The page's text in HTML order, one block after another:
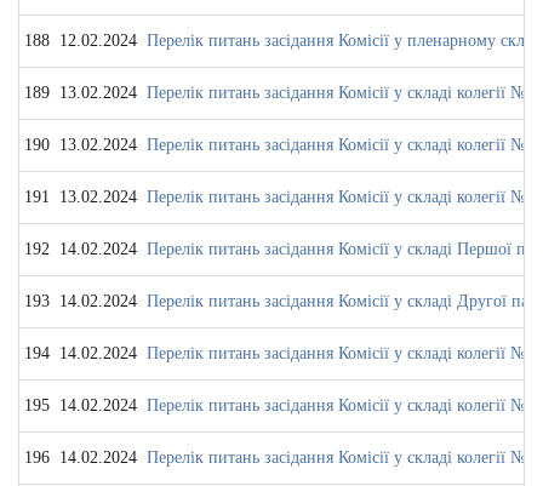
188 12.02.2024 Перелік питань засідання Комісії у пленарному
189 13.02.2024 Перелік питань засідання Комісії у складі колегії № 4
190 13.02.2024 Перелік питань засідання Комісії у складі колегії № 1
191 13.02.2024 Перелік питань засідання Комісії у складі колегії № 3
192 14.02.2024 Перелік питань засідання Комісії у складі Першої
193 14.02.2024 Перелік питань засідання Комісії у складі Другої
194 14.02.2024 Перелік питань засідання Комісії у складі колегії № 3
195 14.02.2024 Перелік питань засідання Комісії у складі колегії № 4
196 14.02.2024 Перелік питань засідання Комісії у складі колегії № 3